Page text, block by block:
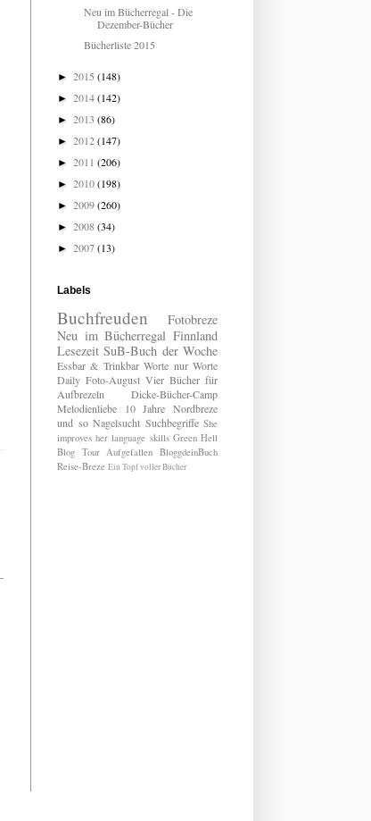
Neu im Bücherregal - Die
Dezember-Bücher
Bücherliste 2015
► 2015 (148)
► 2014(142)
► 2013 (86)
► 2012(147)
► 2011 (206)
► 2010(198)
► 2009(260)
► 2008(34)
► 2007(13)
Labels
Buchfreuden
Fotobreze
Neu im Bücherregal Finnland
Lesezeit SuB-Buch der Woche
Essbar & Trinkbar Worte nur Worte
Daily Foto-August Vier Bücher für
Aufbrezeln
Dicke-Bücher-Camp
Melodienliebe
10 Jahre Nordbreze
und so Nagelsucht Suchbegriffe She
improves her language skills Green Hell
Blog Tour Aufgefallen BloggdeinBuch
Reise-Breze Ein Topf voller Bücher